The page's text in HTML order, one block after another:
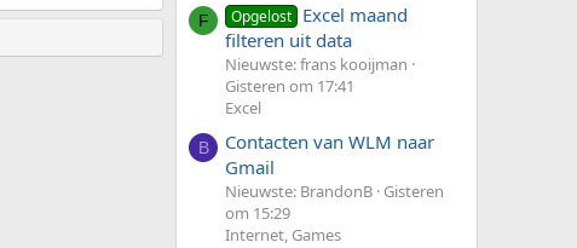
F Opgelost Excel maand
filteren uit data
Nieuwste: frans kooijman
Gisteren om 17:41
Excel
B
Contacten van WLM naar
Gmail
Nieuwste: BrandonB Gisteren
om 15:29
Internet, Games